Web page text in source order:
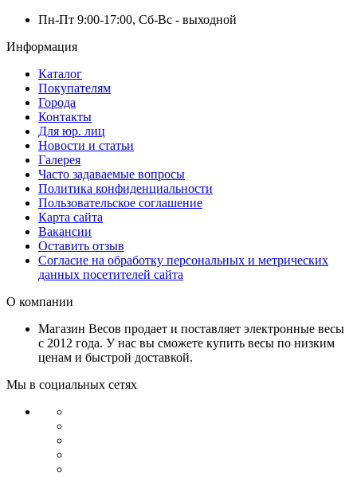
Пн-Пт 9:00-17:00, Сб-Вс - выходной
Информация
Каталог
Покупателям
Города
Контакты
Для юр. лиц
Новости и статьи
Галерея
Часто задаваемые вопросы
Политика конфиденциальности
Пользовательское соглашение
Карта сайта
Вакансии
Оставить отзыв
Согласие на обработку персональных и метрических
данных посетителей сайта
О компании
Магазин Весов продает и поставляет электронные весы
с 2012 года. У нас вы сможете купить весы по низким
ценам и быстрой доставкой.
Мы в социальных сетях